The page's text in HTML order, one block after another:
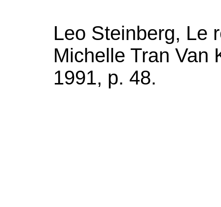
Leo Steinberg, Le
Michelle Tran Van
1991, p. 48.